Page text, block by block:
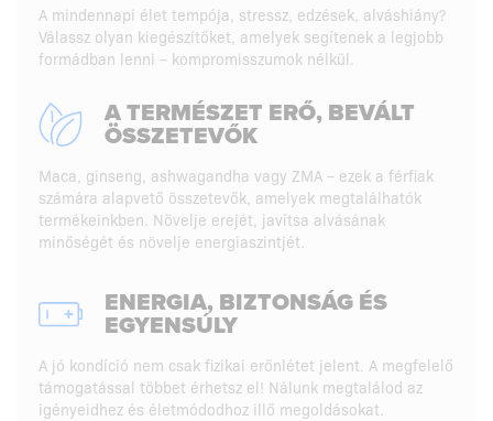
A mindennapi élet tempója, stressz, edzések, alváshiány?
Válassz olyan kiegészítőket, amelyek segítenek a legjobb
formádban lenni – kompromisszumok nélkül.
A TERMÉSZET ERŐ, BEVÁLT
ÖSSZETEVŐK
Maca, ginseng, ashwagandha vagy ZMA – ezek a férfiak
számára alapvető összetevők, amelyek megtalálhatók
termékeinkben. Növelje erejét, javítsa alvásának
minőségét és növelje energiaszintjét.
ENERGIA, BIZTONSÁG ÉS
EGYENSÚLY
A jó kondíció nem csak fizikai erőnlétet jelent. A megfelelő
támogatással többet érhetsz el! Nálunk megtalálod az
igényeidhez és életmódodhoz illő megoldásokat.